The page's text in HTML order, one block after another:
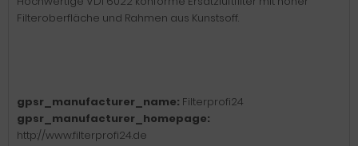
Filteroberfläche und Rahmen aus Kunstsoff.
gpsr_manufacturer_name: Filterprofi24
gpsr_manufacturer_homepage:
http://www.filterprofi24.de